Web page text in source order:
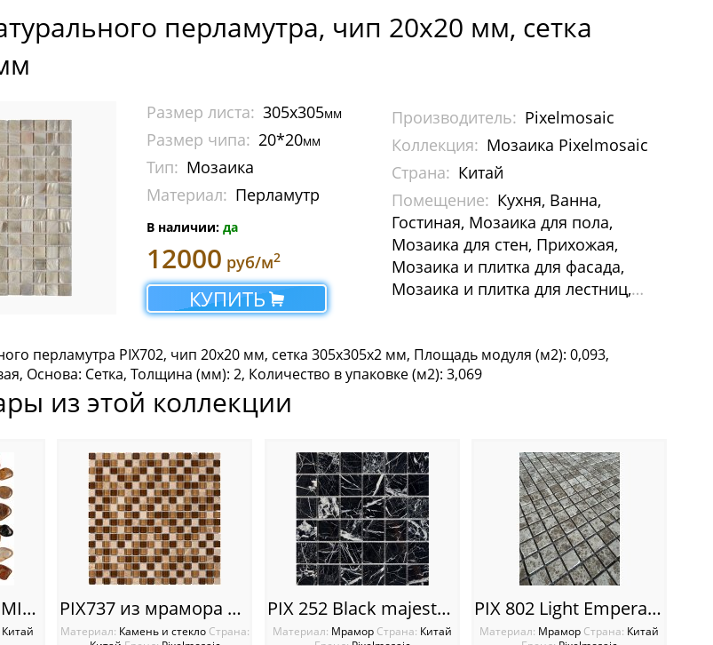
перламутра, чип 20x20 мм, сетка
Производитель: Pixelmosaic
Коллекция: Мозаика Pixelmosaic
Страна: Китай
Помещение: Кухня, Ванна,
Гостиная, Мозаика для пола,
Мозаика для стен, Прихожая,
Мозаика и плитка для фасада,
Мозаика и плитка для лестниц,
мозаики, Картины и панно из
мозаики, Галька
Размер листа: 305х305мм
Размер чипа: 20*20мм
Тип: Мозаика
Материал: Перламутр
В наличии: да
12000 руб/м2
КУПИТЬ
перламутра PIX702, чип 20x20 мм, сетка 305х305x2 мм, Площадь модуля (м2): 0,093,
Основа: Сетка, Толщина (мм): 2, Количество в упаковке (м2): 3,069
из этой коллекции
PIX266 из гальки MIX stone, чип произвольный, сетка 305х305 мм
Китай
PIX737 из мрамора и стекла, чип 15x15 мм, сетка 300х300x4 мм
Материал: Камень и стекло Cтрана:
PIX 252 Black majesty, чип 48x48 мм, сетка 305х305x6 мм, Полированная
Материал: Мрамор Cтрана: Китай
PIX 802 Light Emperador, чип 23x23 мм, сетка 305х305x6 мм, Матовая
Материал: Мрамор Cтрана: Китай